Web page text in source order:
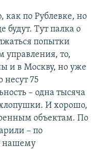
как по Рублевке, но
Тут палка о
попытки
управления, то,
и в Москву, но уже
несут 75
– одна тысяча
И хорошо,
объектам. По
– по
нашему